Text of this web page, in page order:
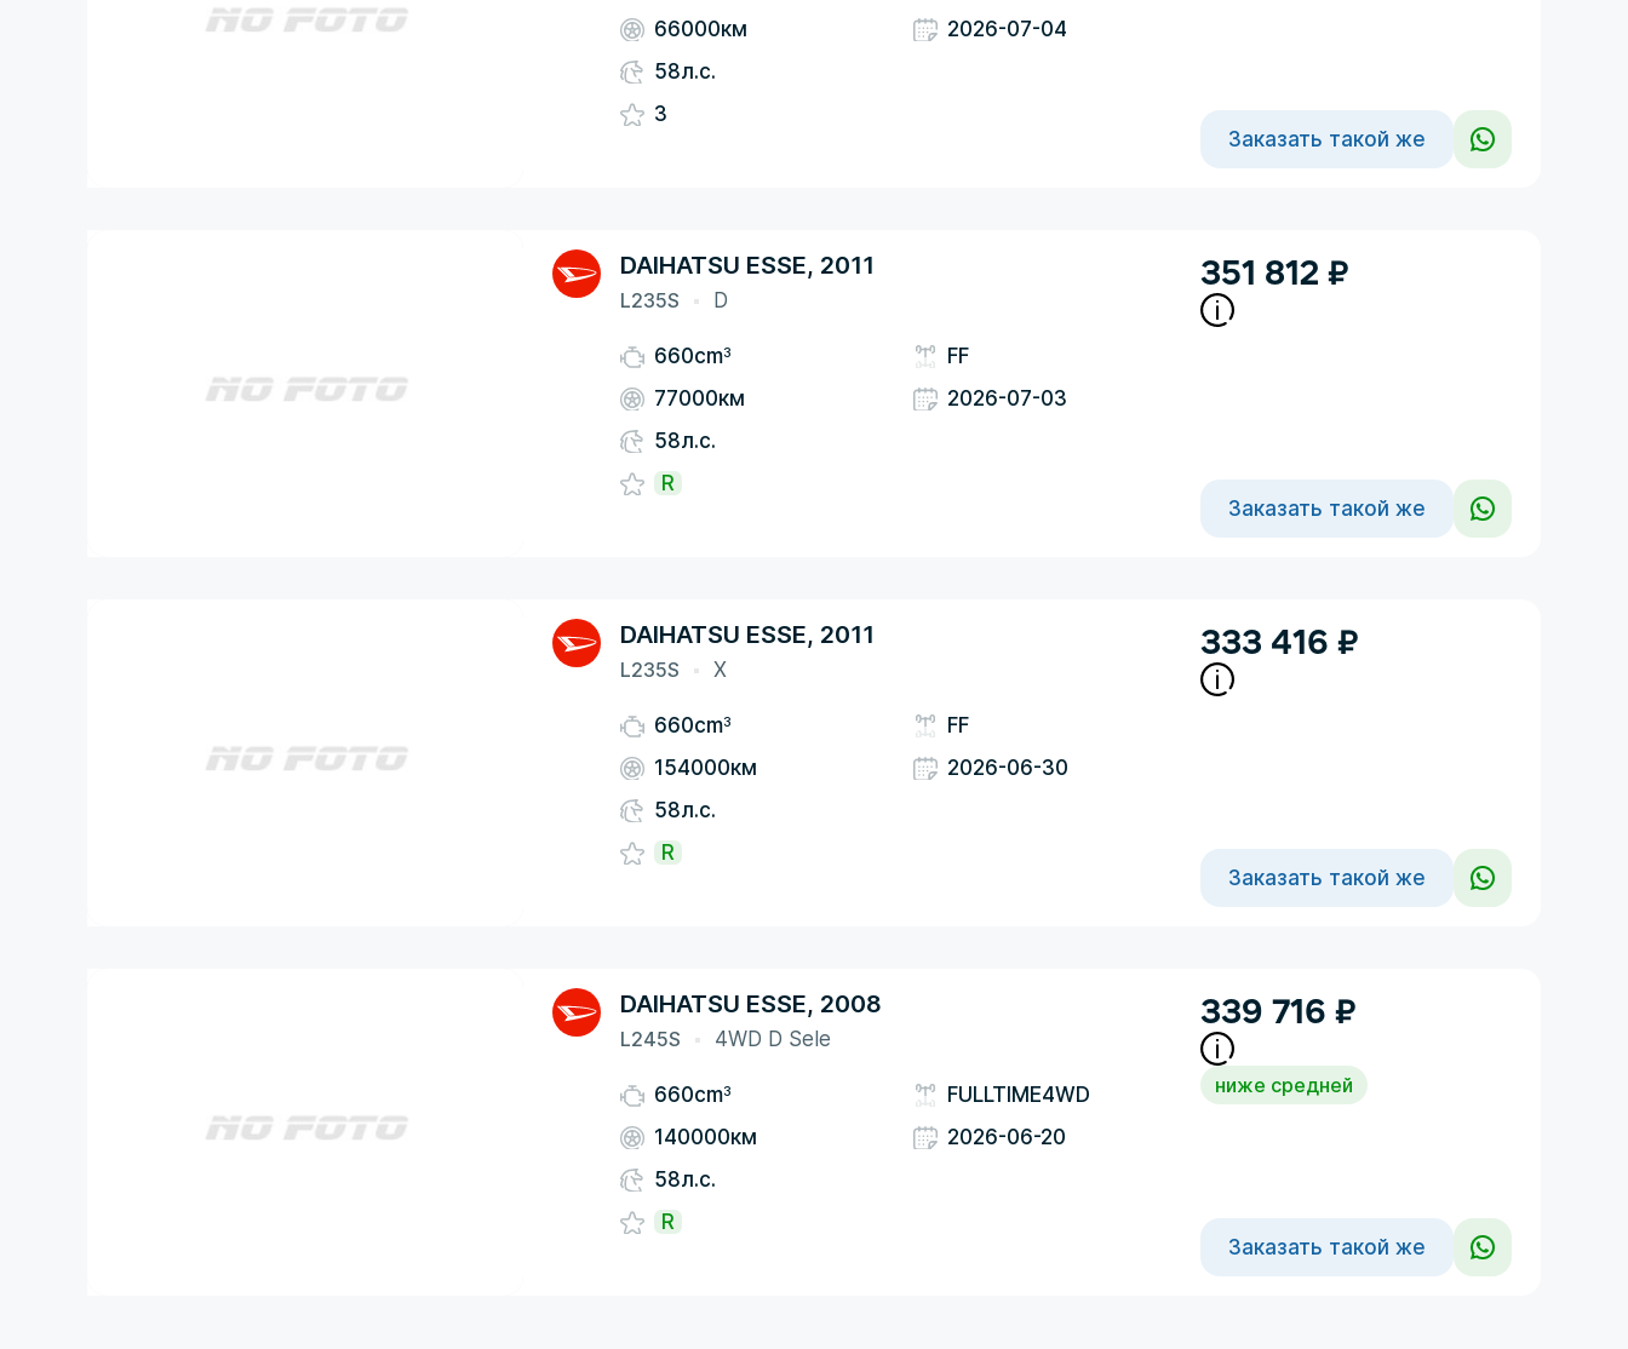
66000км
58л.с.
3
2026-07-04
Заказать такой же
DAIHATSU ESSE, 2011
L235S D
660cm3
77000км
58л.с.
R
FF
2026-07-03
351 812 ₽
Заказать такой же
DAIHATSU ESSE, 2011
L235S X
660cm3
154000км
58л.с.
R
FF
2026-06-30
333 416 ₽
Заказать такой же
DAIHATSU ESSE, 2008
L245S 4WD D Sele
660cm3
140000км
58л.с.
R
FULLTIME4WD
2026-06-20
339 716 ₽
ниже средней
Заказать такой же